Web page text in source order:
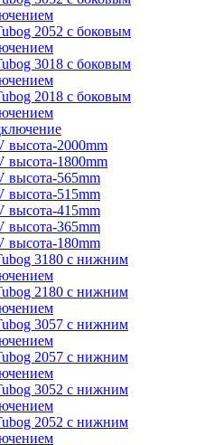
2052 с боковым
3018 с боковым
2018 с боковым
высота-2000mm
высота-1800mm
высота-565mm
высота-515mm
высота-415mm
высота-365mm
высота-180mm
3180 с нижним
2180 с нижним
3057 с нижним
2057 с нижним
3052 с нижним
2052 с нижним